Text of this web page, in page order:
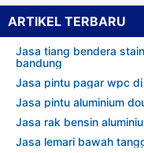
ARTIKEL TERBARU
Jasa tiang bendera
bandung
Jasa pintu pagar wpc
Jasa pintu aluminium
Jasa rak bensin
Jasa lemari bawah